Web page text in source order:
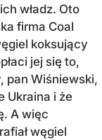
władz. Oto
firma Coal
koksujący
jej się to,
pan Wiśniewski,
Ukraina i że
A więc
węgiel